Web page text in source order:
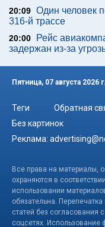
20:09 Один человек
316-й трассе
20:00
Рейс
задержан из-за
Пятница, 07 августа 2026 г.
Теги Обратная
Без картинок
Реклама:
Все права на материалы,
охраняются в
использовании
обязательна.
статей без согласования
соцсетях. Использование